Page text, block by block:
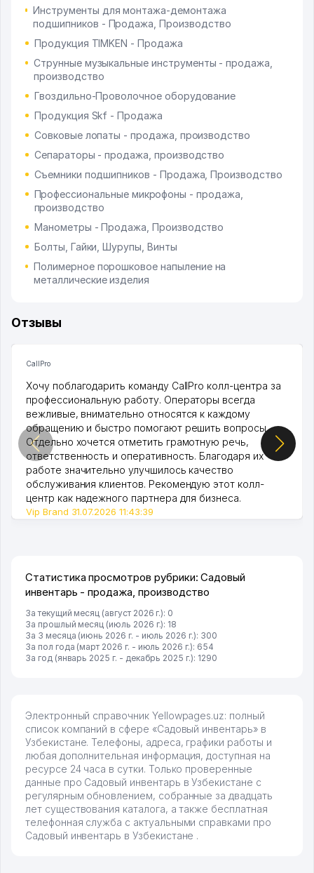
Инструменты для монтажа-демонтажа
подшипников - Продажа, Производство
Продукция TIMKEN - Продажа
Струнные музыкальные инструменты - продажа,
производство
Гвоздильно-Проволочное оборудование
Продукция Skf - Продажа
Совковые лопаты - продажа, производство
Сепараторы - продажа, производство
Съемники подшипников - Продажа, Производство
Профессиональные микрофоны - продажа,
производство
Манометры - Продажа, Производство
Болты, Гайки, Шурупы, Винты
Полимерное порошковое напыление на
металлические изделия
Отзывы
CallPro
Хочу поблагодарить команду CallPro колл-центра за
профессиональную работу. Операторы всегда
вежливые, внимательно относятся к каждому
обращению и быстро помогают решить вопросы.
Отдельно хочется отметить грамотную речь,
ответственность и оперативность. Благодаря их
работе значительно улучшилось качество
обслуживания клиентов. Рекомендую этот колл-
центр как надежного партнера для бизнеса.
Vip Brand 31.07.2026 11:43:39
Статистика просмотров рубрики: Садовый
инвентарь - продажа, производство
За текущий месяц (август 2026 г.): 0
За прошлый месяц (июль 2026 г.): 18
За 3 месяца (июнь 2026 г. - июль 2026 г.): 300
За пол года (март 2026 г. - июль 2026 г.): 654
За год (январь 2025 г. - декабрь 2025 г.): 1290
Электронный справочник Yellowpages.uz: полный
список компаний в сфере «Садовый инвентарь» в
Узбекистане. Телефоны, адреса, графики работы и
любая дополнительная информация, доступная на
ресурсе 24 часа в сутки. Только проверенные
данные про Садовый инвентарь в Узбекистане с
регулярным обновлением, собранные за двадцать
лет существования каталога, а также бесплатная
телефонная служба с актуальными справками про
Садовый инвентарь в Узбекистане .